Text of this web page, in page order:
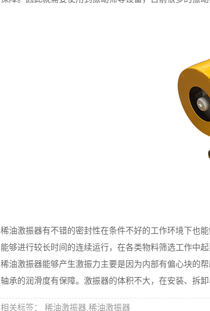
稀油激振器有不错的密封性在条件不好的工作环境下也
能够进行较长时间的连续运行，在各类物料筛选工作中起
稀油激振器能够产生激振力主要是因为内部有偏心块的
轴承的润滑度有保障。激振器的体积不大，在安装、拆卸
相关标签： 稀油激振器,稀油激振器